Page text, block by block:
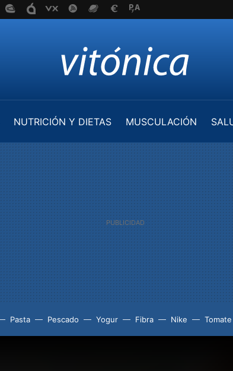
NUTRICIÓN Y DIETAS MUSCULACIÓN
Pasta Pescado Yogur Fibra Nike Tomate